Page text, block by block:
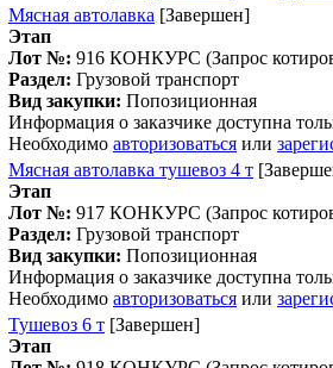
Мясная автолавка [Завершен]
Этап
Лот №: 916 КОНКУРС (Запрос
Раздел: Грузовой транспорт
Вид закупки: Попозиционная
Информация о заказчике доступна
Необходимо авторизоваться или
Мясная автолавка тушевоз 4 т
Этап
Лот №: 917 КОНКУРС (Запрос
Раздел: Грузовой транспорт
Вид закупки: Попозиционная
Информация о заказчике доступна
Необходимо авторизоваться или
Тушевоз 6 т [Завершен]
Этап